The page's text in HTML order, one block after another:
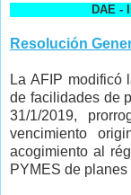
DAE -
Resolución
La AFIP modificó
de facilidades de
31/1/2019,
vencimiento
acogimiento al
PYMES de